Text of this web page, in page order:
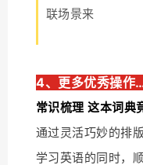
联场景来
4、更多优秀操作
常识梳理 这本词典
通过灵活巧妙的排
学习英语的同时，